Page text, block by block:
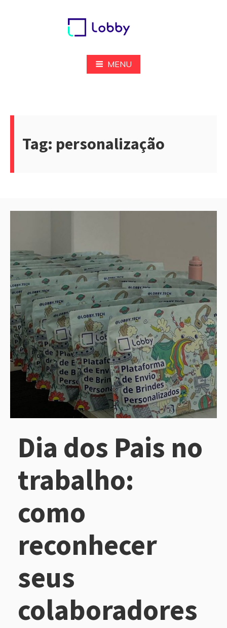
MENU
Tag: personalização
Dia dos Pais no
trabalho:
como
reconhecer
seus
colaboradores